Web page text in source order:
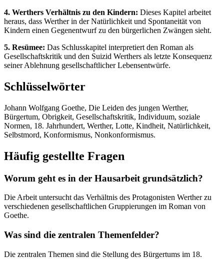
4. Werthers Verhältnis zu den Kindern: Dieses Kapitel arbeitet
heraus, dass Werther in der Natürlichkeit und Spontaneität von
Kindern einen Gegenentwurf zu den bürgerlichen Zwängen sieht.
5. Resümee: Das Schlusskapitel interpretiert den Roman als
Gesellschaftskritik und den Suizid Werthers als letzte Konsequenz
seiner Ablehnung gesellschaftlicher Lebensentwürfe.
Schlüsselwörter
Johann Wolfgang Goethe, Die Leiden des jungen Werther,
Bürgertum, Obrigkeit, Gesellschaftskritik, Individuum, soziale
Normen, 18. Jahrhundert, Werther, Lotte, Kindheit, Natürlichkeit,
Selbstmord, Konformismus, Nonkonformismus.
Häufig gestellte Fragen
Worum geht es in der Hausarbeit grundsätzlich?
Die Arbeit untersucht das Verhältnis des Protagonisten Werther zu
verschiedenen gesellschaftlichen Gruppierungen im Roman von
Goethe.
Was sind die zentralen Themenfelder?
Die zentralen Themen sind die Stellung des Bürgertums im 18.